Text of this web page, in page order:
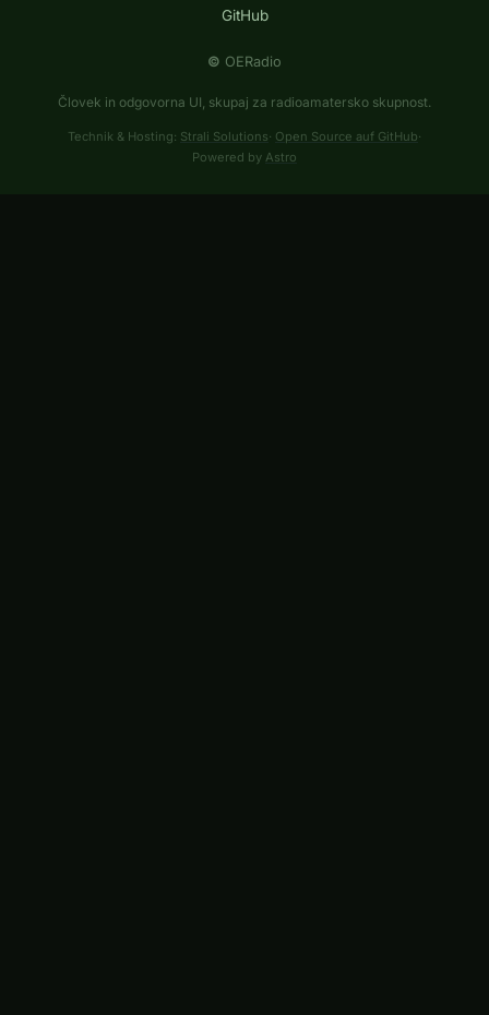
GitHub
© OERadio
Človek in odgovorna UI, skupaj za radioamatersko skupnost.
Technik & Hosting: Strali Solutions· Open Source auf GitHub·
Powered by Astro